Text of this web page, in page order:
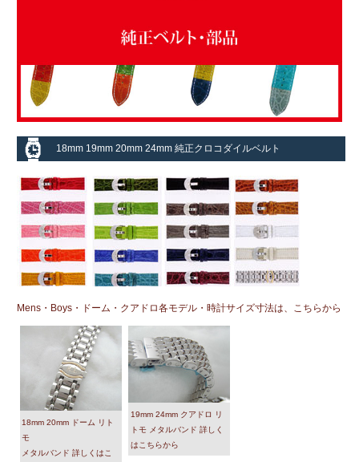
18mm 19mm 20mm 24mm 純正クロコダイルベルト
Mens・Boys・ドーム・クアドロ各モデル・時計サイズ寸法は、こちらから
18mm 20mm ドーム リト
モ
メタルバンド 詳しくはこ
19mm 24mm クアドロ リ
トモ メタルバンド 詳しく
はこちらから